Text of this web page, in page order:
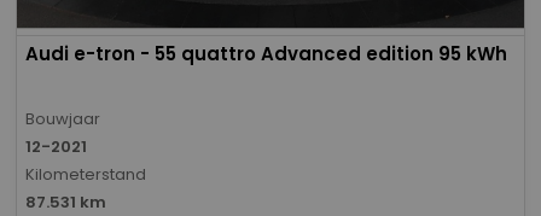
Audi e-tron - 55 quattro Advanced edition 95 kWh
Bouwjaar
12-2021
Kilometerstand
87.531 km